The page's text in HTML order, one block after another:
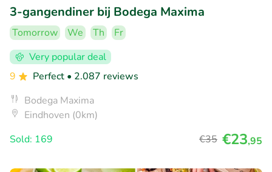
3-gangendiner bij Bodega Maxima
Tomorrow We Th
Fr
Very popular deal
9
Perfect • 2.087 reviews
Bodega Maxima
Eindhoven (0km)
Sold: 169
€35 €23,95